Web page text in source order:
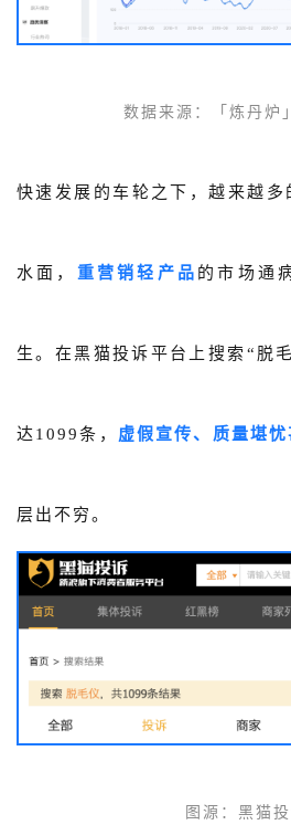
数据来源 ： 「炼丹炉」
快速发展的车轮之下，越来越多
水面， 重营销轻产品 的市场通
生。在黑猫投诉平台上搜索“脱
达1099条， 虚假宣传、质量堪
层出不穷。
图源 ：黑猫